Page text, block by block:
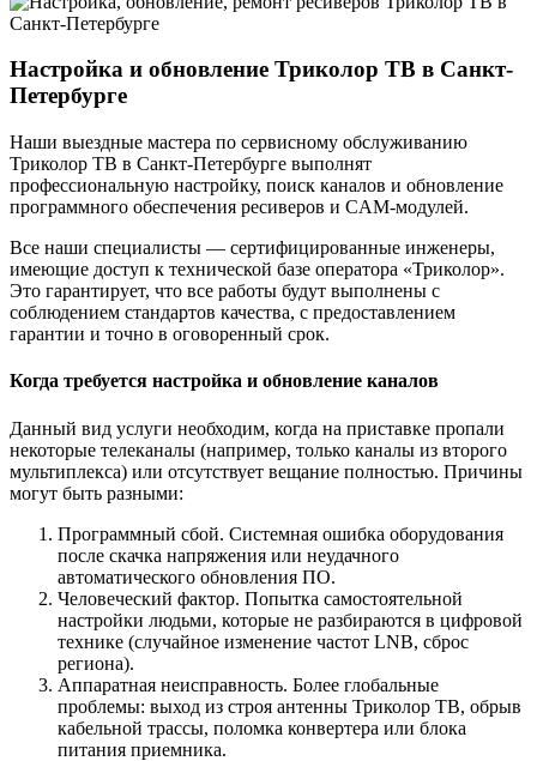
Настройка и обновление Триколор ТВ в Санкт-
Петербурге
Наши выездные мастера по сервисному обслуживанию
Триколор ТВ в Санкт-Петербурге выполнят
профессиональную настройку, поиск каналов и обновление
программного обеспечения ресиверов и CAM-модулей.
Все наши специалисты — сертифицированные инженеры,
имеющие доступ к технической базе оператора «Триколор».
Это гарантирует, что все работы будут выполнены с
соблюдением стандартов качества, с предоставлением
гарантии и точно в оговоренный срок.
Когда требуется настройка и обновление каналов
Данный вид услуги необходим, когда на приставке пропали
некоторые телеканалы (например, только каналы из второго
мультиплекса) или отсутствует вещание полностью. Причины
могут быть разными:
Программный сбой. Системная ошибка оборудования
после скачка напряжения или неудачного
автоматического обновления ПО.
Человеческий фактор. Попытка самостоятельной
настройки людьми, которые не разбираются в цифровой
технике (случайное изменение частот LNB, сброс
региона).
Аппаратная неисправность. Более глобальные
проблемы: выход из строя антенны Триколор ТВ, обрыв
кабельной трассы, поломка конвертера или блока
питания приемника.